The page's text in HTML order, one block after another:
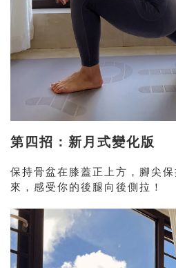
第四招：新月式變化版
保持骨盆在膝蓋正上方，腳尖
來，感受你的後腿向後側拉！